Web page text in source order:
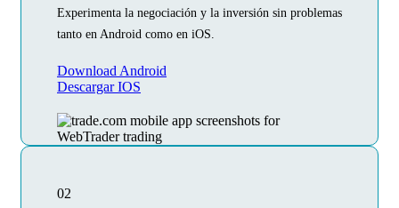
Experimenta la negociación y la inversión sin problemas
tanto en Android como en iOS.
Download Android
Descargar IOS
02